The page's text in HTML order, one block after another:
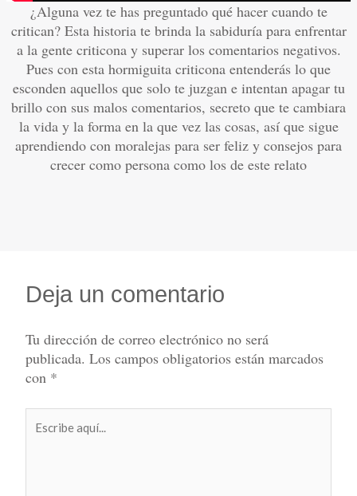
¿Alguna vez te has preguntado qué hacer cuando te
critican? Esta historia te brinda la sabiduría para enfrentar
a la gente criticona y superar los comentarios negativos.
Pues con esta hormiguita criticona entenderás lo que
esconden aquellos que solo te juzgan e intentan apagar tu
brillo con sus malos comentarios, secreto que te cambiara
la vida y la forma en la que vez las cosas, así que sigue
aprendiendo con moralejas para ser feliz y consejos para
crecer como persona como los de este relato
Deja un comentario
Tu dirección de correo electrónico no será
publicada. Los campos obligatorios están marcados
con *
aquí...